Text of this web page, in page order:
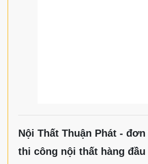
Nội Thất Thuận Phát -
thi công nội thất hàng đầu